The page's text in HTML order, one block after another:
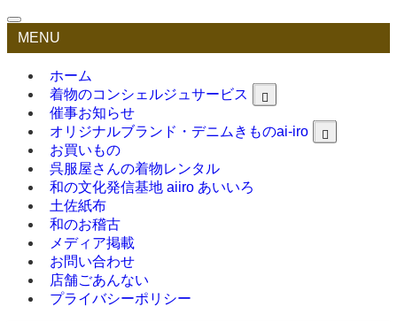
MENU
ホーム
着物のコンシェルジュサービス
催事お知らせ
オリジナルブランド・デニムきものai-iro
お買いもの
呉服屋さんの着物レンタル
和の文化発信基地 aiiro あいいろ
土佐紙布
和のお稽古
メディア掲載
お問い合わせ
店舗ごあんない
プライバシーポリシー